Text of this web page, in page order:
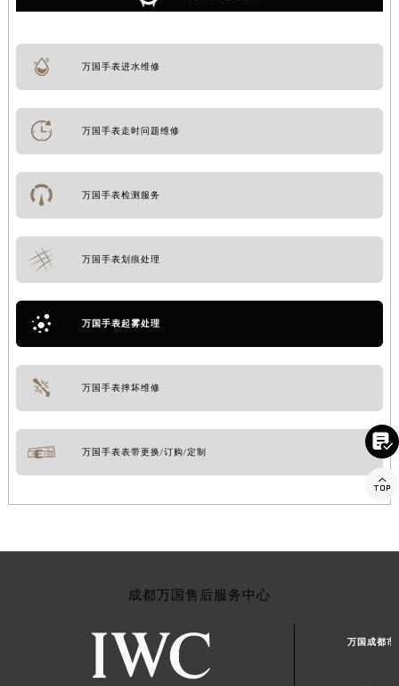
万国手表进水维修
万国手表走时问题维修
万国手表检测服务
万国手表划痕处理
万国手表起雾处理
万国手表摔坏维修
万国手表表带更换/订购/定制
成都万国售后服务中心
万国成都市

